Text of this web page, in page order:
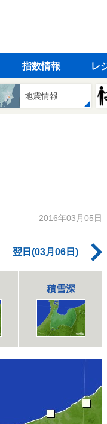
指数情報 レ
地震情報
2016年03月05日
翌日(03月06日)
積雪深